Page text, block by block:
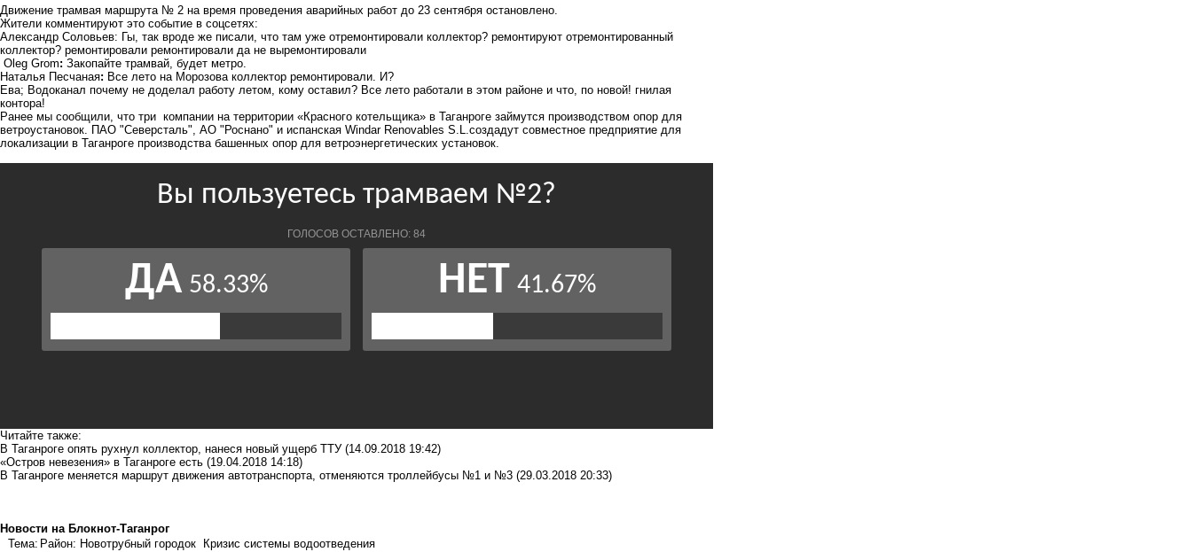
Движение трамвая маршрута № 2 на время проведения аварийных работ до 23 сентября остановлено.
Жители комментируют это событие в соцсетях:
Александр Соловьев: Гы, так вроде же писали, что там уже отремонтировали коллектор? ремонтируют отремонтированный
коллектор? ремонтировали ремонтировали да не выремонтировали
Oleg Grom: Закопайте трамвай, будет метро.
Наталья Песчаная: Все лето на Морозова коллектор ремонтировали. И?
Ева; Водоканал почему не доделал работу летом, кому оставил? Все лето работали в этом районе и что, по новой! гнилая
контора!
Ранее мы сообщили, что три компании на территории «Красного котельщика» в Таганроге займутся производством опор для
ветроустановок. ПАО "Северсталь", АО "Роснано" и испанская Windar Renovables S.L.создадут совместное предприятие для
локализации в Таганроге производства башенных опор для ветроэнергетических установок.
Читайте также:
В Таганроге опять рухнул коллектор, нанеся новый ущерб ТТУ (14.09.2018 19:42)
«Остров невезения» в Таганроге есть (19.04.2018 14:18)
В Таганроге меняется маршрут движения автотранспорта, отменяются троллейбусы №1 и №3 (29.03.2018 20:33)
Новости на Блoкнoт-Таганрог
Тема: Район: Новотрубный городок
Кризис системы водоотведения